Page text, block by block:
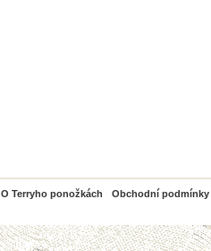
O Terryho ponožkách Obchodní podmínky
PayPal